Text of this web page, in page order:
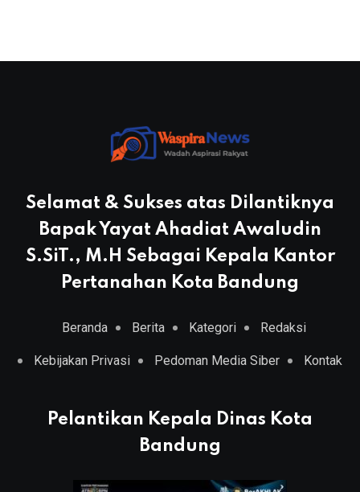
Selamat & Sukses atas Dilantiknya
Bapak Yayat Ahadiat Awaludin
S.SiT., M.H Sebagai Kepala Kantor
Pertanahan Kota Bandung
Beranda Berita Kategori Redaksi
Kebijakan Privasi Pedoman Media Siber Kontak
Pelantikan Kepala Dinas Kota
Bandung